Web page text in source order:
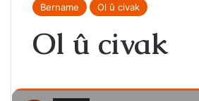
Bername Ol û civak
Ol û civak